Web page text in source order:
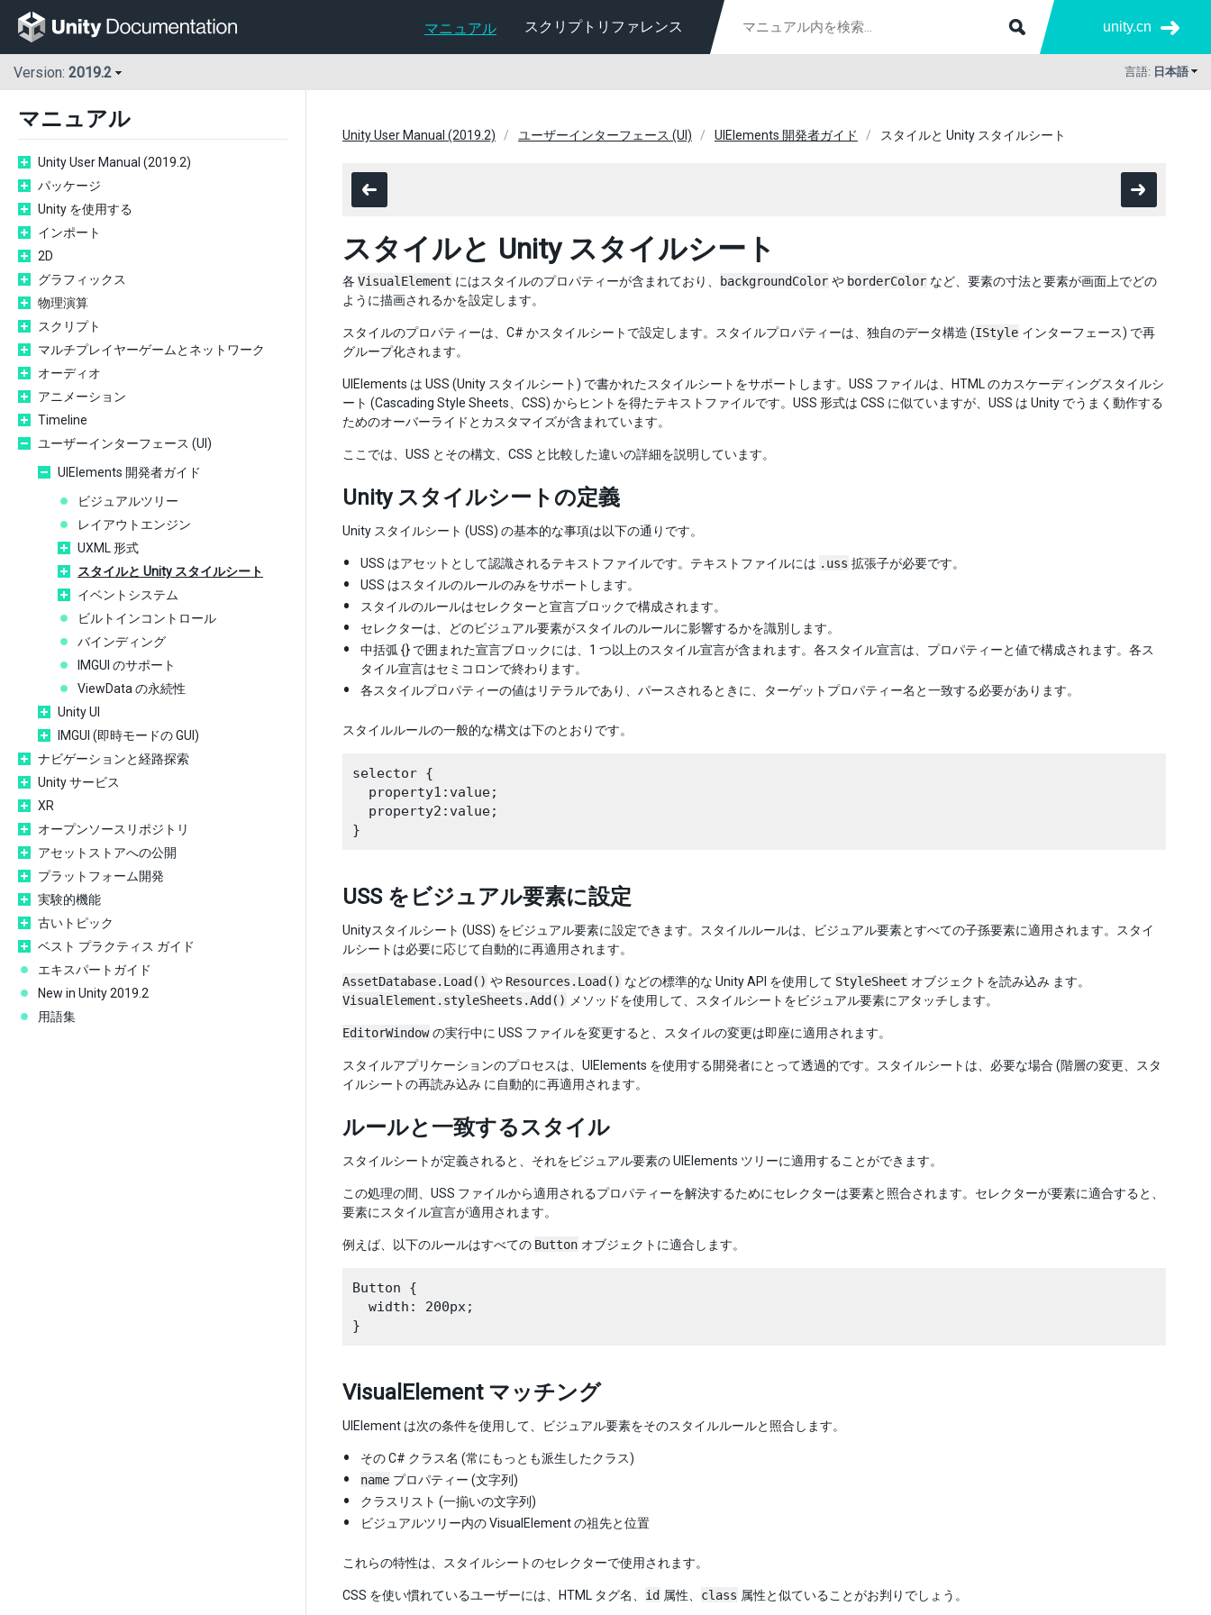
マニュアル スクリプトリファレンス unity.cn
Version: 2019.2 言語: 日本語
マニュアル
Unity User Manual (2019.2)
パッケージ
Unity を使用する
インポート
2D
グラフィックス
物理演算
スクリプト
マルチプレイヤーゲームとネットワーク
オーディオ
アニメーション
Timeline
ユーザーインターフェース (UI)
UIElements 開発者ガイド
ビジュアルツリー
レイアウトエンジン
UXML 形式
スタイルと Unity スタイルシート
イベントシステム
ビルトインコントロール
バインディング
IMGUI のサポート
ViewData の永続性
Unity UI
IMGUI (即時モードの GUI)
ナビゲーションと経路探索
Unity サービス
XR
オープンソースリポジトリ
アセットストアへの公開
プラットフォーム開発
実験的機能
古いトピック
ベスト プラクティス ガイド
エキスパートガイド
New in Unity 2019.2
用語集
Unity User Manual (2019.2) ユーザーインターフェース (UI) UIElements 開発者ガイド スタイルと Unity スタイルシート
スタイルと Unity スタイルシート
各 VisualElement にはスタイルのプロパティーが含まれており、 backgroundColor や borderColor など、要素の寸法と要素が画面上でどの
ように描画されるかを設定します。
スタイルのプロパティーは、C# かスタイルシートで設定します。スタイルプロパティーは、独自のデータ構造 (IStyle インターフェース) で再
グループ化されます。
UIElements は USS (Unity スタイルシート) で書かれたスタイルシートをサポートします。USS ファイルは、HTML のカスケーディングスタイルシ
ート (Cascading Style Sheets、CSS) からヒントを得たテキストファイルです。USS 形式は CSS に似ていますが、USS は Unity でうまく動作する
ためのオーバーライドとカスタマイズが含まれています。
ここでは、USS とその構文、CSS と比較した違いの詳細を説明しています。
Unity スタイルシートの定義
Unity スタイルシート (USS) の基本的な事項は以下の通りです。
USS はアセットとして認識されるテキストファイルです。テキストファイルには .uss 拡張子が必要です。
USS はスタイルのルールのみをサポートします。
スタイルのルールはセレクターと宣言ブロックで構成されます。
セレクターは、どのビジュアル要素がスタイルのルールに影響するかを識別します。
中括弧 {} で囲まれた宣言ブロックには、1 つ以上のスタイル宣言が含まれます。各スタイル宣言は、プロパティーと値で構成されます。各ス
タイル宣言はセミコロンで終わります。
各スタイルプロパティーの値はリテラルであり、パースされるときに、ターゲットプロパティー名と一致する必要があります。
スタイルルールの一般的な構文は下のとおりです。
selector {
  property1:value;
  property2:value;
USS をビジュアル要素に設定
Unityスタイルシート (USS) をビジュアル要素に設定できます。スタイルルールは、ビジュアル要素とすべての子孫要素に適用されます。スタイ
ルシートは必要に応じて自動的に再適用されます。
AssetDatabase.Load() や Resources.Load() などの標準的な Unity API を使用して StyleSheet オブジェクトを読み込み ます。
VisualElement.styleSheets.Add()
メソッドを使用して、スタイルシートをビジュアル要素にアタッチします。
EditorWindow の実行中に USS ファイルを変更すると、スタイルの変更は即座に適用されます。
スタイルアプリケーションのプロセスは、UIElements を使用する開発者にとって透過的です。スタイルシートは、必要な場合 (階層の変更、スタ
イルシートの再読み込み に自動的に再適用されます。
ルールと一致するスタイル
スタイルシートが定義されると、それをビジュアル要素の UIElements ツリーに適用することができます。
この処理の間、USS ファイルから適用されるプロパティーを解決するためにセレクターは要素と照合されます。セレクターが要素に適合すると、
要素にスタイル宣言が適用されます。
例えば、以下のルールはすべての Button オブジェクトに適合します。
Button {
  width: 200px;
VisualElement マッチング
UIElement は次の条件を使用して、ビジュアル要素をそのスタイルルールと照合します。
その C# クラス名 (常にもっとも派生したクラス)
name プロパティー (文字列)
クラスリスト (一揃いの文字列)
ビジュアルツリー内の VisualElement の祖先と位置
これらの特性は、スタイルシートのセレクターで使用されます。
CSS を使い慣れているユーザーには、HTML タグ名、 id 属性、 class 属性と似ていることがお判りでしょう。